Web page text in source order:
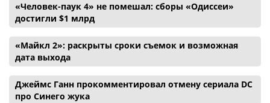
«Человек-паук 4» не помешал: сборы «Одиссеи»
достигли $1 млрд
«Майкл 2»: раскрыты сроки съемок и возможная
дата выхода
Джеймс Ганн прокомментировал отмену сериала DC
про Синего жука